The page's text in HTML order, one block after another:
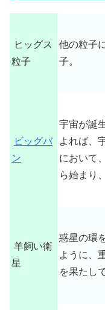
ヒッグス
粒子
他の粒子
子。
ビッグバ
ン
宇宙が誕
よれば、
において
ら始まり
羊飼い衛
星
惑星の環
ように、
を果たし